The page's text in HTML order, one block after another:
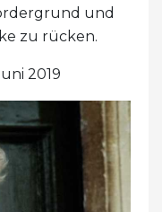
und
zu rücken.
2019